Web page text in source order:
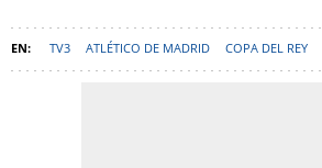
TV3 ATLÉTICO DE MADRID COPA DEL REY